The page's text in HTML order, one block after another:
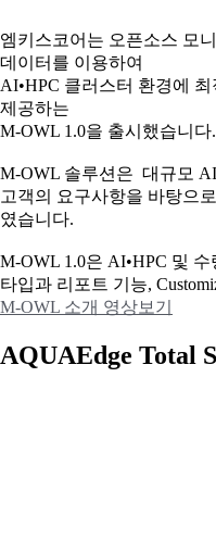
엠키스코어는 오픈소스 모
데이터를 이용하여
AI•HPC 클러스터 환경에
제공하는
M-OWL 1.0을 출시했습니다.
M-OWL 솔루션은 대규모
고객의 요구사항을 바탕으
였습니다.
M-OWL 1.0은 AI•HPC 및
타입과 리포트 기능,
M-OWL 소개 영상보기
AQUAEdge Total